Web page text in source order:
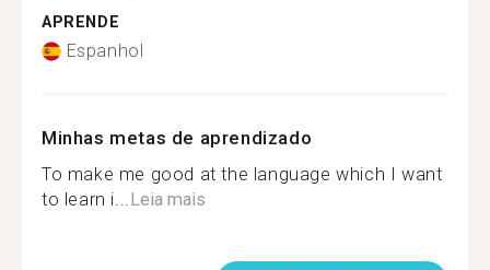
APRENDE
Espanhol
Minhas metas de aprendizado
To make me good at the language which I want
to learn i...Leia mais